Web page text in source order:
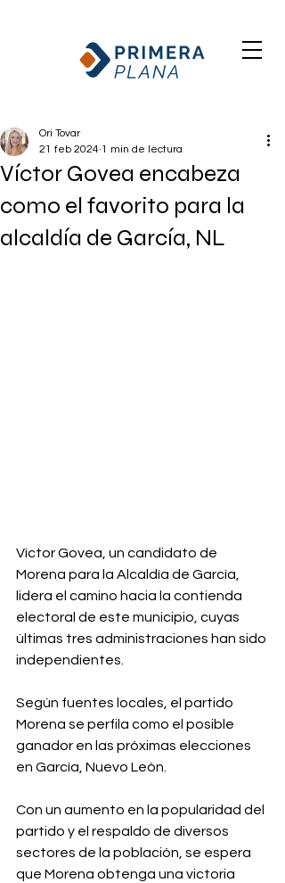
Víctor Govea encabeza
como el favorito para la
alcaldía de García, NL
Ori Tovar
21 feb 2024 1 min de lectura
Víctor Govea, un candidato de
Morena para la Alcaldía de García,
lidera el camino hacia la contienda
electoral de este municipio, cuyas
últimas tres administraciones han sido
independientes.⁣
Según fuentes locales, el partido
Morena se perfila como el posible
ganador en las próximas elecciones
en García, Nuevo León. ⁣
Con un aumento en la popularidad del
partido y el respaldo de diversos
sectores de la población, se espera
que Morena obtenga una victoria